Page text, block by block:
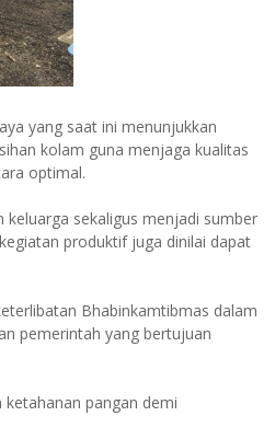
yang saat ini menunjukkan
kolam guna menjaga kualitas
optimal.
sekaligus menjadi sumber
produktif juga dinilai dapat
Bhabinkamtibmas dalam
pemerintah yang bertujuan
pangan demi